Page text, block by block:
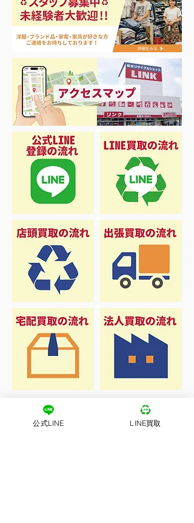
アップルウォッチ 第2世
代 A2723
公式LINE LINE買取